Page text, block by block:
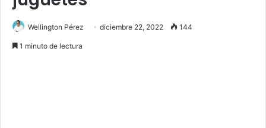
Wellington Pérez diciembre 22, 2022 144
1 minuto de lectura